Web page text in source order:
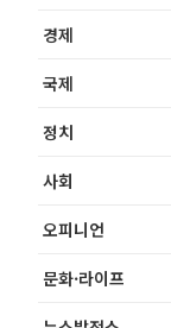
경제
국제
정치
사회
오피니언
문화·라이프